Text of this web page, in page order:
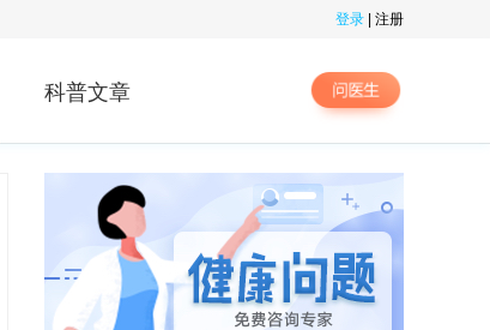
登录 注册
科普文章